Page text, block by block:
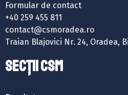
Formular de contact
+40 259 455 811
contact@csmoradea.ro
Traian Blajovici Nr. 24, Oradea,
SECȚII CSM